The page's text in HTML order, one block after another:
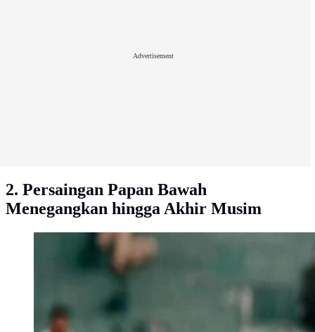
Advertisement
2. Persaingan Papan Bawah
Menegangkan hingga Akhir Musim